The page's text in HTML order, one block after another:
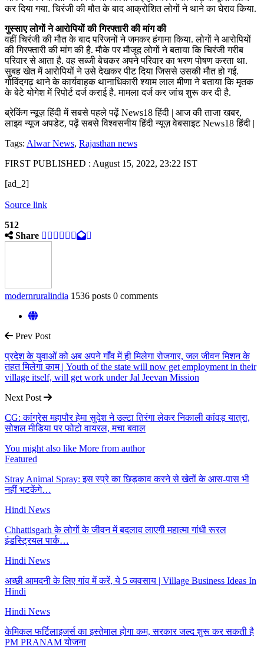
कर दिया गया. चिरंजी की मौत के बाद आक्रोशित लोगों ने थाने का घेराव किया.
गुस्साए लोगों ने आरोपियों की गिरफ्तारी की मांग की
वहीं चिरंजी की मौत के बाद परिजनों ने जमकर हंगामा किया. लोगों ने आरोपियों
की गिरफ्तारी की मांग की है. मौके पर मौजूद लोगों ने बताया कि चिरंजी गरीब
परिवार से आता है. वह सब्जी बेचकर अपने परिवार का भरण पोषण करता था.
सुबह खेत में आरोपियों ने उसे देखकर पीट दिया जिससे उसकी मौत हो गई.
गोविंदगढ़ थाने के कार्यवाहक थानाधिकारी श्याम लाल मीणा ने बताया कि मृतक
के बेटे योगेश में रिपोर्ट दर्ज कराई है. मामला दर्ज कर जांच शुरू कर दी है.
ब्रेकिंग न्यूज़ हिंदी में सबसे पहले पढ़ें News18 हिंदी | आज की ताजा खबर,
लाइव न्यूज अपडेट, पढ़ें सबसे विश्वसनीय हिंदी न्यूज़ वेबसाइट News18 हिंदी |
Tags: Alwar News, Rajasthan news
FIRST PUBLISHED : August 15, 2022, 23:22 IST
[ad_2]
Source link
512
Share
modernruralindia 1536 posts 0 comments
Prev Post
प्रदेश के युवाओं को अब अपने गाँव में ही मिलेगा रोजगार, जल जीवन मिशन के
तहत मिलेगा काम | Youth of the state will now get employment in their
village itself, will get work under Jal Jeevan Mission
Next Post
CG: कांग्रेस महापौर हेमा सुदेश ने उल्टा तिरंगा लेकर निकाली कांवड़ यात्रा,
सोशल मीडिया पर फोटो वायरल, मचा बवाल
You might also like More from author
Featured
Stray Animal Spray: इस स्प्रे का छिड़काव करने से खेतों के आस-पास भी
नहीं भटकेंगे…
Hindi News
Chhattisgarh के लोगों के जीवन में बदलाव लाएगी महात्मा गांधी रूरल
इंडस्ट्रियल पार्क…
Hindi News
अच्छी आमदनी के लिए गांव में करें, ये 5 व्यवसाय | Village Business Ideas In
Hindi
Hindi News
केमिकल फर्टिलाइजर्स का इस्तेमाल होगा कम, सरकार जल्द शुरू कर सकती है
PM PRANAM योजना